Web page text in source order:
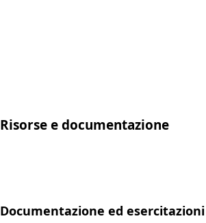
Risorse e documentazione
Documentazione ed esercitazioni